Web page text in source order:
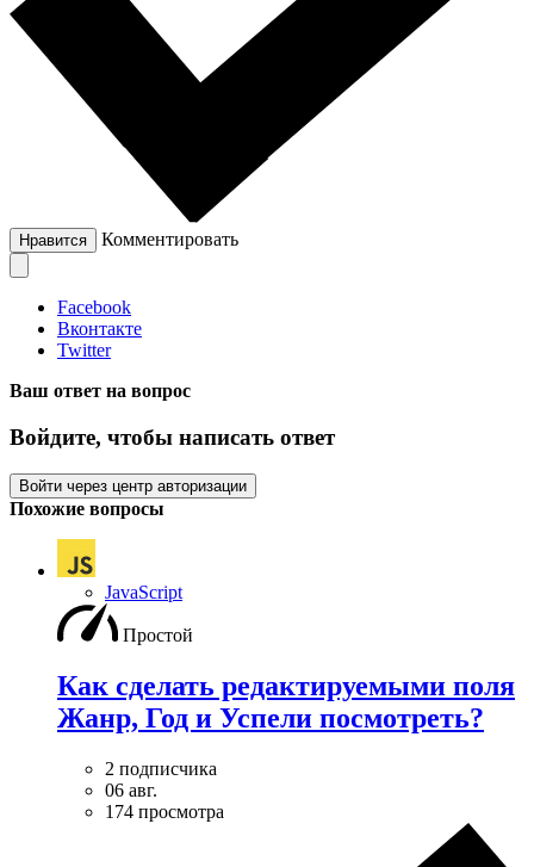
Нравится Комментировать
Facebook
Вконтакте
Twitter
Ваш ответ на вопрос
Войдите, чтобы написать ответ
Войти через центр авторизации
Похожие вопросы
JavaScript
Простой
Как сделать редактируемыми поля
Жанр, Год и Успели посмотреть?
2 подписчика
06 авг.
174 просмотра